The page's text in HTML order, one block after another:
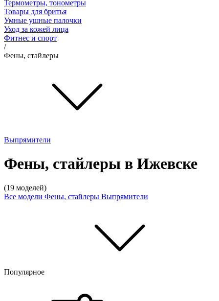
Термометры, тонометры
Товары для бритья
Умные ушные палочки
Уход за кожей лица
Фитнес и спорт
/
Фены, стайлеры
Выпрямители
Фены, стайлеры в Ижевске
(19 моделей)
Все модели Фены, стайлеры Выпрямители
Популярное